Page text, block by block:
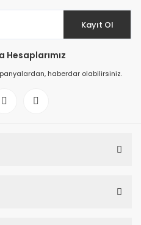
Kayıt Ol
Hesaplarımız
haberdar olabilirsiniz.